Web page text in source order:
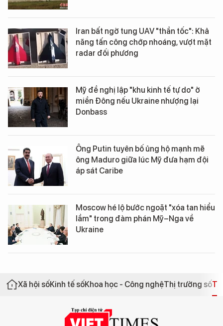
Iran bất ngờ tung UAV "thần tốc": Khả
năng tấn công chớp nhoáng, vượt mặt
radar đối phương
Mỹ đề nghị lập "khu kinh tế tự do" ở
miền Đông nếu Ukraine nhượng lại
Donbass
Ông Putin tuyên bố ủng hộ mạnh mẽ
ông Maduro giữa lúc Mỹ đưa hạm đội
áp sát Caribe
Moscow hé lộ bước ngoặt "xóa tan hiểu
lầm" trong đàm phán Mỹ–Nga về
Ukraine
Xã hội sốKinh tế sốKhoa học - Công nghệThị trường số